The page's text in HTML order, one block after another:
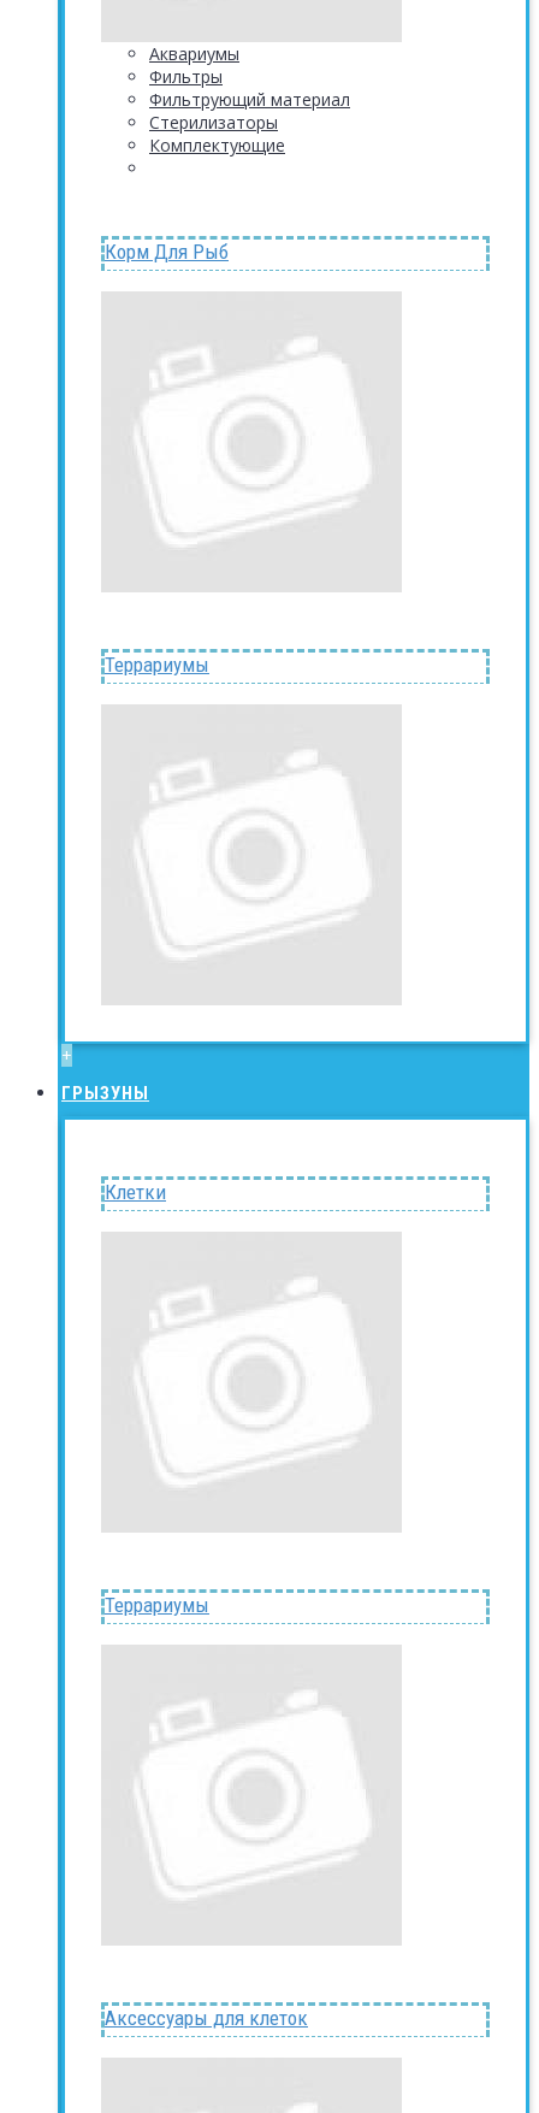
Аквариумы
Фильтры
Фильтрующий материал
Стерилизаторы
Комплектующие
Корм Для Рыб
Террариумы
+
ГРЫЗУНЫ
Клетки
Террариумы
Аксессуары для клеток